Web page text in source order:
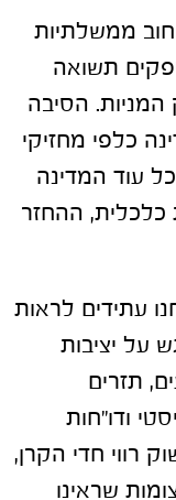
חוב ממשלתיות
תשואה
המניות. הסיבה
כלפי מחזיקי
עוד המדינה
ההחזר
אנחנו עתידים לראות
על יציבות
תזרים
ודו"חות
רווי חדי הקרן,
שראינו